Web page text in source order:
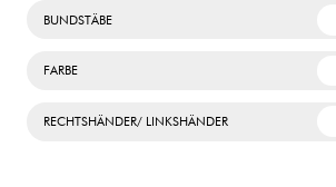
BUNDSTÄBE
FARBE
RECHTSHÄNDER/ LINKSHÄNDER